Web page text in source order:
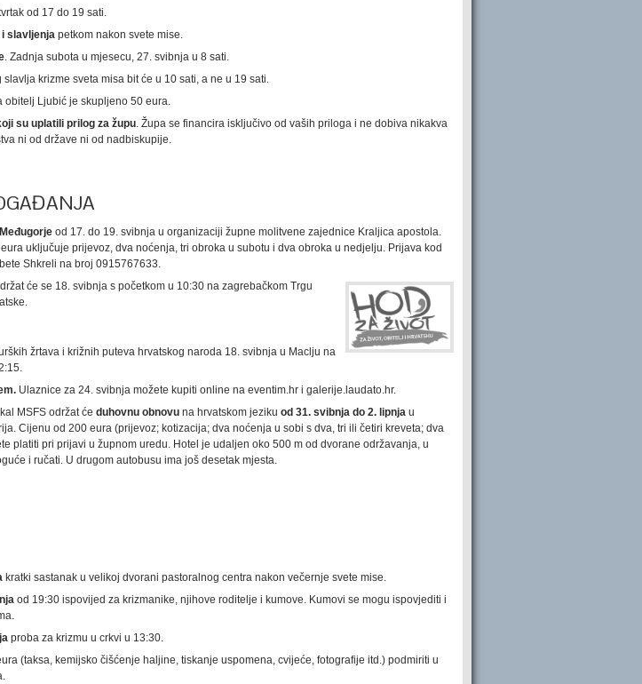
od 17 do 19 sati.
slavljenja petkom nakon svete mise.
. Zadnja subota u mjesecu, 27. svibnja u 8 sati.
slavlja krizme sveta misa bit će u 10 sati, a ne u 19 sati.
obitelj Ljubić je skupljeno 50 eura.
su uplatili prilog za župu. Župa se financira isključivo od vaših priloga i ne dobiva nikakva
ni od države ni od nadbiskupije.
od 17. do 19. svibnja u organizaciji župne molitvene zajednice Kraljica apostola.
uključuje prijevoz, dva noćenja, tri obroka u subotu i dva obroka u nedjelju. Prijava kod
Shkreli na broj 0915767633.
će se 18. svibnja s početkom u 10:30 na zagrebačkom Trgu
žrtava i križnih puteva hrvatskog naroda 18. svibnja u Maclju na
Ulaznice za 24. svibnja možete kupiti online na eventim.hr i galerije.laudato.hr.
MSFS održat će duhovnu obnovu na hrvatskom jeziku od 31. svibnja do 2. lipnja u
Cijenu od 200 eura (prijevoz; kotizacija; dva noćenja u sobi s dva, tri ili četiri kreveta; dva
platiti pri prijavi u župnom uredu. Hotel je udaljen oko 500 m od dvorane održavanja, u
i ručati. U drugom autobusu ima još desetak mjesta.
kratki sastanak u velikoj dvorani pastoralnog centra nakon večernje svete mise.
od 19:30 ispovijed za krizmanike, njihove roditelje i kumove. Kumovi se mogu ispovjediti i
proba za krizmu u crkvi u 13:30.
(taksa, kemijsko čišćenje haljine, tiskanje uspomena, cvijeće, fotografije itd.) podmiriti u